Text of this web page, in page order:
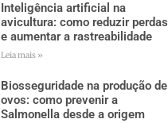
Inteligência artificial na
avicultura: como reduzir perdas
e aumentar a rastreabilidade
Leia mais »
Biosseguridade na produção de
ovos: como prevenir a
Salmonella desde a origem